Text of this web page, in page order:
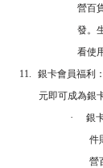
營百
發。
看使
11.
銀卡會員福利
元即可成為銀
· 銀
件
營